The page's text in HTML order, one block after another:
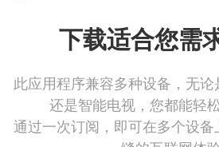
下载适合您需
此应用程序兼容多种设备，无
还是智能电视，您都能轻
通过一次订阅，即可在多个设